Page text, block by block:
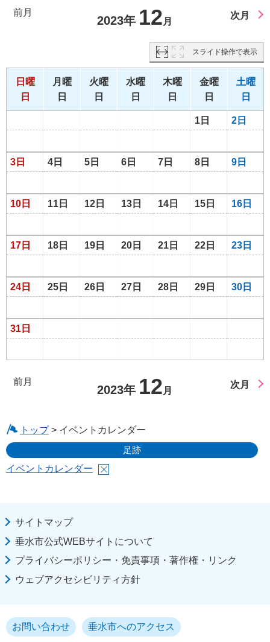
前月
2023年 12 月
次月
スライド操作で表示
日曜
日
月曜
日
火曜
日
水曜
日
木曜
日
金曜
日
土曜
日
1日 2日
3日 4日 5日 6日 7日 8日 9日
10日 11日 12日 13日 14日 15日 16日
17日 18日 19日 20日 21日 22日 23日
24日 25日 26日 27日 28日 29日 30日
31日
前月
2023年 12 月
次月
トップ> イベントカレンダー
足跡
イベントカレンダー
サイトマップ
垂水市公式WEBサイトについて
プライバシーポリシー・免責事項・著作権・リンク
ウェブアクセシビリティ方針
お問い合わせ 垂水市へのアクセス